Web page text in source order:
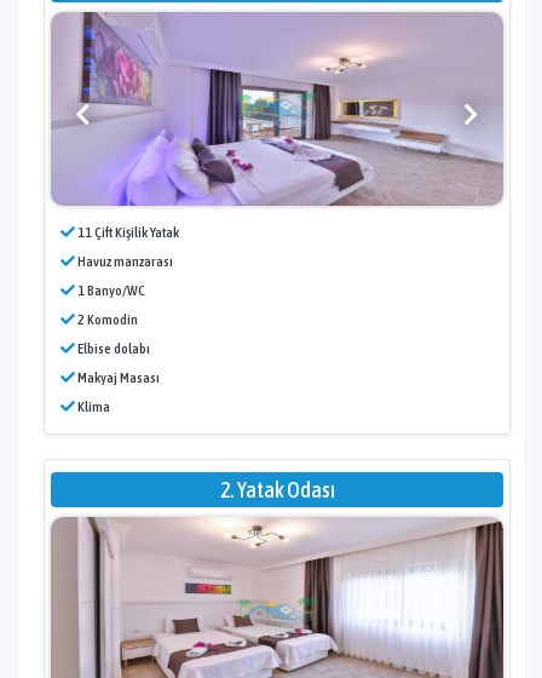
11 Çift Kişilik Yatak
Havuz manzarası
1 Banyo/WC
2 Komodin
Elbise dolabı
Makyaj Masası
Klima
2. Yatak Odası